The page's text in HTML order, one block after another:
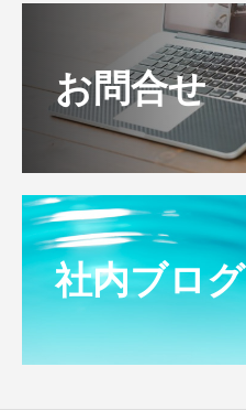
お問合せ
社内ブログ